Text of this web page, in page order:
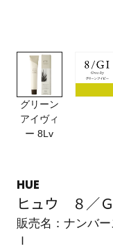
グリーン
アイヴィ
ー 8Lv
HUE
ヒュウ ８／
販売名：ナンバ